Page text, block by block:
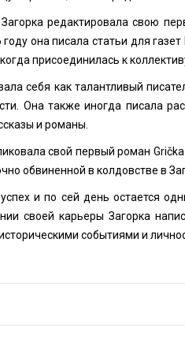
редактировала свою
она писала статьи для
присоединилась к
себя как талантливый
Она также иногда писала
и романы.
свой первый роман
обвиненной в колдовстве в
и по сей день остается
своей карьеры Загорка
событиями и